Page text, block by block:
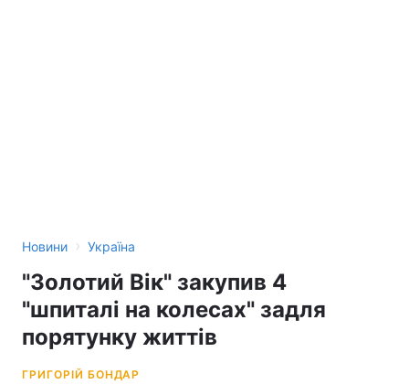
Новини › Україна
"Золотий Вік" закупив 4
"шпиталі на колесах" задля
порятунку життів
ГРИГОРІЙ БОНДАР